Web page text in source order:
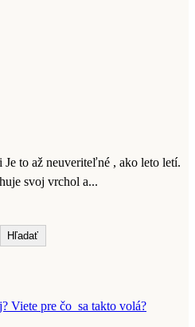
to až neuveriteľné , ako leto letí.
svoj vrchol a...
Hľadať
Viete pre čo sa takto volá?